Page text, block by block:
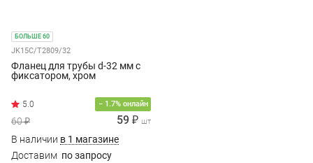
БОЛЬШЕ 60
JK15C/T2809/32
Фланец для трубы d-32 мм с
фиксатором, хром
− 1.7% онлайн
60 ₽ 59 ₽ шт
В наличии в 1 магазине
Доставим по запросу